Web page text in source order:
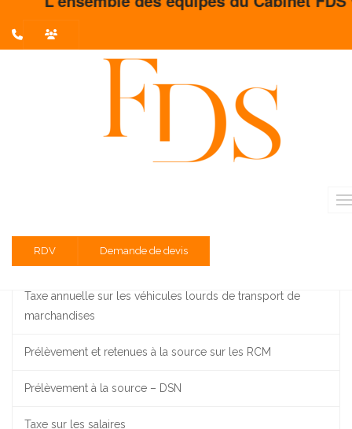
RDV Demande de devis
L'actualité du mois
Liste des évènements au 15/01/2026
Taxe annuelle sur les véhicules lourds de transport de
marchandises
Prélèvement et retenues à la source sur les RCM
Prélèvement à la source – DSN
Taxe sur les salaires